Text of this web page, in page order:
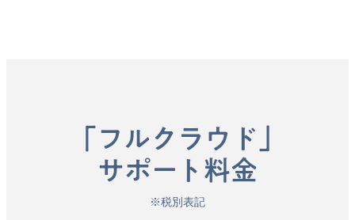
「フルクラウド」
サポート料金
※税別表記